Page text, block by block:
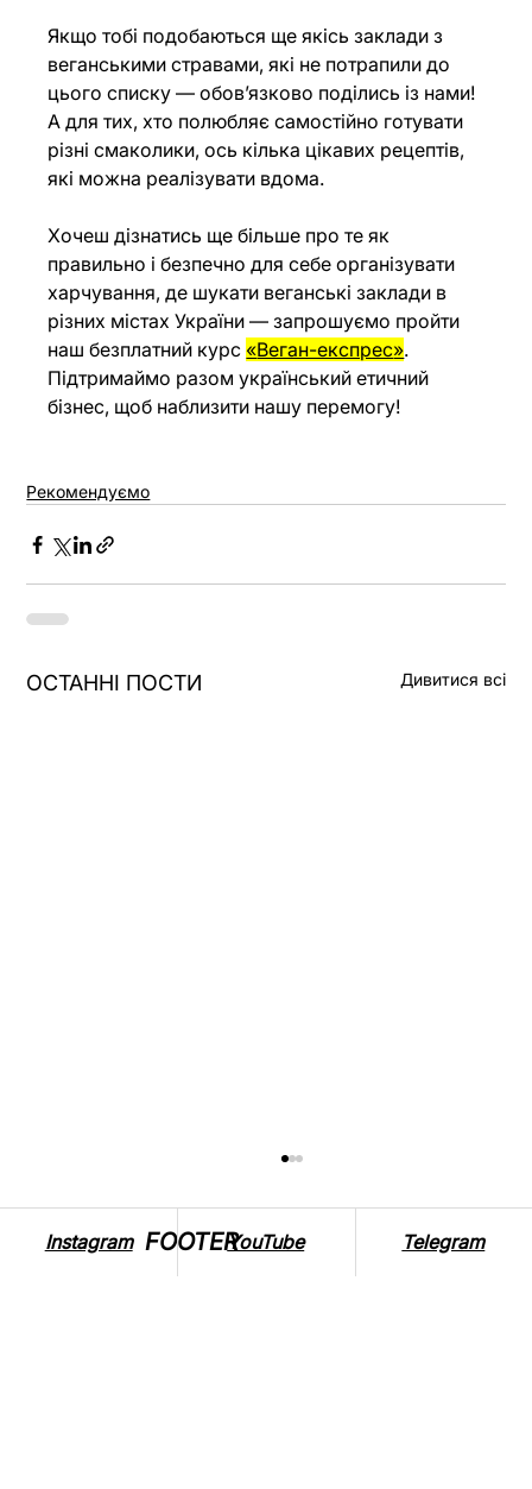
Якщо тобі подобаються ще якісь заклади з
веганськими стравами, які не потрапили до
цього списку — обов’язково поділись із нами!
А для тих, хто полюбляє самостійно готувати
різні смаколики, ось кілька цікавих рецептів,
які можна реалізувати вдома.
Хочеш дізнатись ще більше про те як
правильно і безпечно для себе організувати
харчування, де шукати веганські заклади в
різних містах України — запрошуємо пройти
наш безплатний курс «Веган-експрес».
Підтримаймо разом український етичний
бізнес, щоб наблизити нашу перемогу!
Рекомендуємо
ОСТАННІ ПОСТИ Дивитися всі
FOOTER
Instagram YouTube Telegram